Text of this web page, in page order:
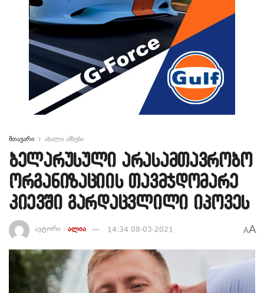
მთავარი ახალი ამბები
ბელარუსული არასამთავრობო
ორგანიზაციის თავმჯდომარე
კიევში გარდაცვლილი იპოვეს
ავტორი - ალია 14:34 08-03-2021 AA